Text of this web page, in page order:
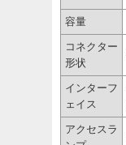
容量
コネクター
形状
インターフ
ェイス
アクセスラ